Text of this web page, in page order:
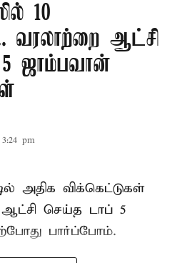
10
வரலாற்றை ஆட்சி
ஜாம்பவான்
pm
அதிக விக்கெட்டுகள்
செய்த டாப் 5
பார்ப்போம்.